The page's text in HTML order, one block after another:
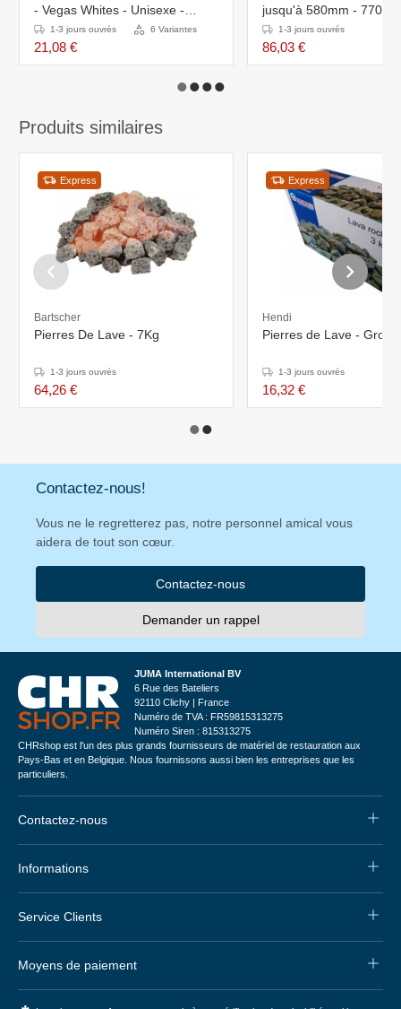
- Vegas Whites - Unisexe -
Disponibles En 6 Tailles
1-3 jours ouvrés 6 Variantes
21,08 €
jusqu'à 580mm -
1-3 jours ouvrés
86,03 €
Produits similaires
Express
Bartscher
Pierres De Lave - 7Kg
1-3 jours ouvrés
64,26 €
Express
Hendi
Pierres de Lave - Gros
1-3 jours ouvrés
16,32 €
Contactez-nous!
Vous ne le regretterez pas, notre personnel amical vous
aidera de tout son cœur.
Contactez-nous
Demander un rappel
JUMA International BV
6 Rue des Bateliers
92110 Clichy | France
Numéro de TVA : FR59815313275
Numéro Siren : 815313275
CHRshop est l'un des plus grands fournisseurs de matériel de restauration aux
Pays-Bas et en Belgique. Nous fournissons aussi bien les entreprises que les
particuliers.
Contactez-nous
Informations
Service Clients
Moyens de paiement